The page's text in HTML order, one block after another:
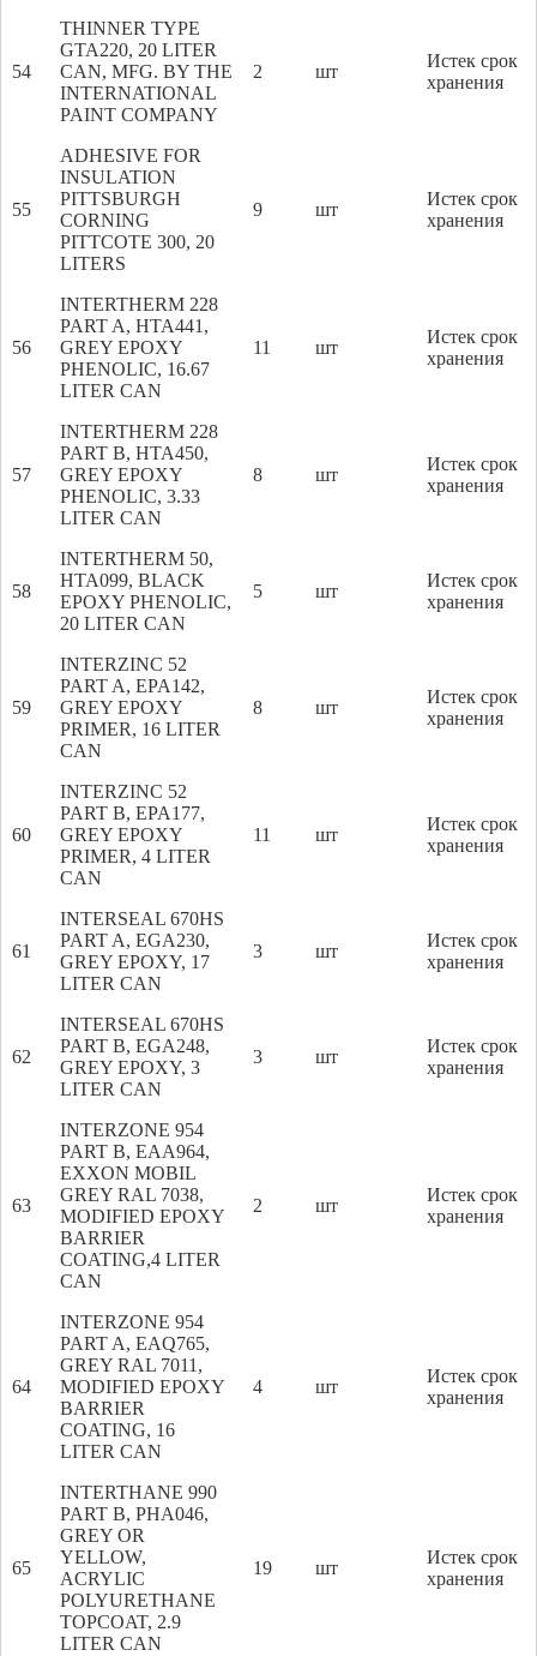
54
THINNER TYPE
GTA220, 20 LITER
CAN, MFG. BY THE
INTERNATIONAL
PAINT COMPANY
2 шт
Истек срок
хранения
55
ADHESIVE FOR
INSULATION
PITTSBURGH
CORNING
PITTCOTE 300, 20
LITERS
9 шт
Истек срок
хранения
56
INTERTHERM 228
PART A, HTA441,
GREY EPOXY
PHENOLIC, 16.67
LITER CAN
11 шт
Истек срок
хранения
57
INTERTHERM 228
PART B, HTA450,
GREY EPOXY
PHENOLIC, 3.33
LITER CAN
8 шт
Истек срок
хранения
58
INTERTHERM 50,
HTA099, BLACK
EPOXY PHENOLIC,
20 LITER CAN
5 шт
Истек срок
хранения
59
INTERZINC 52
PART A, EPA142,
GREY EPOXY
PRIMER, 16 LITER
CAN
8 шт
Истек срок
хранения
60
INTERZINC 52
PART B, EPA177,
GREY EPOXY
PRIMER, 4 LITER
CAN
11 шт
Истек срок
хранения
61
INTERSEAL 670HS
PART A, EGA230,
GREY EPOXY, 17
LITER CAN
3 шт
Истек срок
хранения
62
INTERSEAL 670HS
PART B, EGA248,
GREY EPOXY, 3
LITER CAN
3 шт
Истек срок
хранения
63
INTERZONE 954
PART B, EAA964,
EXXON MOBIL
GREY RAL 7038,
MODIFIED EPOXY
BARRIER
COATING,4 LITER
CAN
2 шт
Истек срок
хранения
64
INTERZONE 954
PART A, EAQ765,
GREY RAL 7011,
MODIFIED EPOXY
BARRIER
COATING, 16
LITER CAN
4 шт
Истек срок
хранения
65
INTERTHANE 990
PART B, PHA046,
GREY OR
YELLOW,
ACRYLIC
POLYURETHANE
TOPCOAT, 2.9
LITER CAN
19 шт
Истек срок
хранения